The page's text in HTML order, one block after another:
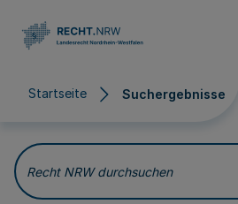
Startseite Suchergebnisse
Suchergebnisse
Recht NRW durchsuchen